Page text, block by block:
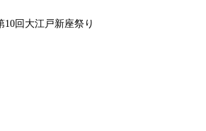
10回大江戸新座祭り